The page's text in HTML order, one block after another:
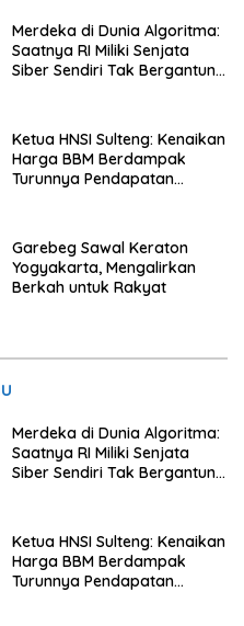
Merdeka di Dunia Algoritma:
Saatnya RI Miliki Senjata
Siber Sendiri Tak Bergantung
Ketua HNSI Sulteng: Kenaikan
Harga BBM Berdampak
Turunnya Pendapatan
Garebeg Sawal Keraton
Yogyakarta, Mengalirkan
Berkah untuk Rakyat
Merdeka di Dunia Algoritma:
Saatnya RI Miliki Senjata
Siber Sendiri Tak Bergantung
Ketua HNSI Sulteng: Kenaikan
Harga BBM Berdampak
Turunnya Pendapatan